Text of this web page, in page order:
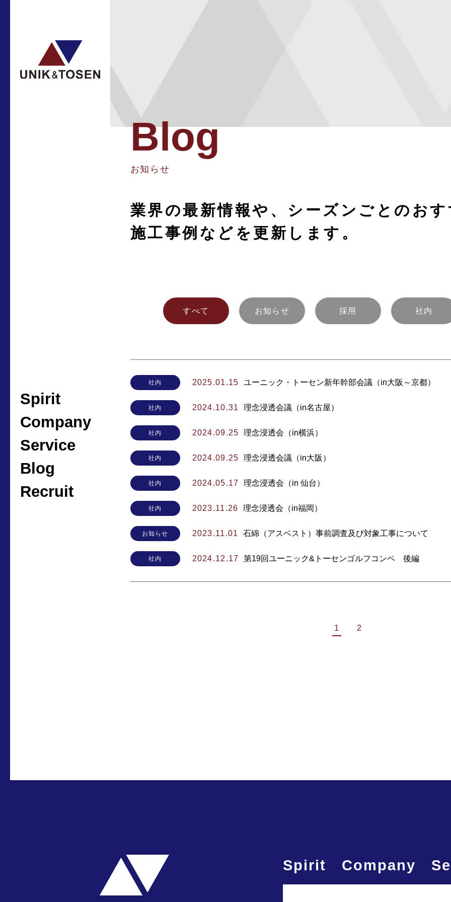
Spirit
Company
Service
Blog
Recruit
Blog
お知らせ
業界の最新情報や、シーズンごとのお
施工事例などを更新します。
すべて お知らせ 採用 社内
社内 2025.01.15 ユーニック・トーセン新年幹部会議（in大阪～京都）
社内 2024.10.31 理念浸透会議（in名古屋）
社内 2024.09.25 理念浸透会（in横浜）
社内 2024.09.25 理念浸透会議（in大阪）
社内 2024.05.17 理念浸透会（in 仙台）
社内 2023.11.26 理念浸透会（in福岡）
お知らせ 2023.11.01 石綿（アスベスト）事前調査及び対象工事について
社内 2024.12.17 第19回ユーニック&トーセンゴルフコンペ 後編
1 2
Spirit Company